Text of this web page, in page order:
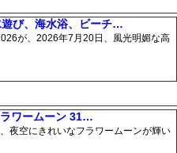
び、海水浴、ビーチ…
が、2026年7月20日、風光明媚な高
ワームーン 31…
夜空にきれいなフラワームーンが輝い